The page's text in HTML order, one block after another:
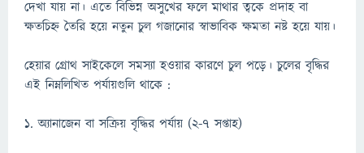
দেখা যায় না। এতে বিভিন্ন অসুখের ফলে মাথার ত্বকে প্রদাহ বা
ক্ষতচিহ্ন তৈরি হয়ে নতুন চুল গজানোর স্বাভাবিক ক্ষমতা নষ্ট হয়ে যায়।
হেয়ার গ্রোথ সাইকেলে সমস্যা হওয়ার কারণে চুল পড়ে। চুলের বৃদ্ধির
এই নিম্নলিখিত পর্যায়গুলি থাকে :
১. অ্যানাজেন বা সক্রিয় বৃদ্ধির পর্যায় (২-৭ সপ্তাহ)